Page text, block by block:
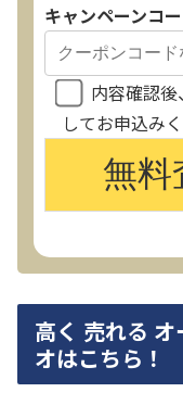
キャンペーンコ
内容確認後、
してお申込み
高く 売れる
オはこちら！